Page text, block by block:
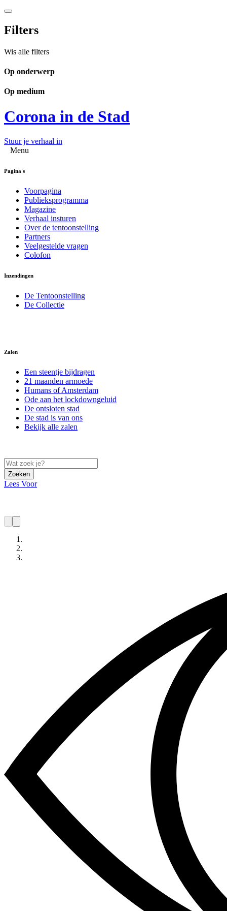
Filters
Wis alle filters
Op onderwerp
Op medium
Corona in de Stad
Stuur je verhaal in
Menu
Pagina's
Voorpagina
Publieksprogramma
Magazine
Verhaal insturen
Over de tentoonstelling
Partners
Veelgestelde vragen
Colofon
Inzendingen
De Tentoonstelling
De Collectie
Zalen
Een steentje bijdragen
21 maanden armoede
Humans of Amsterdam
Ode aan het lockdowngeluid
De ontsloten stad
De stad is van ons
Bekijk alle zalen
Zoeken
Lees Voor